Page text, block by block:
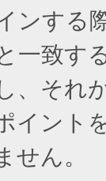
する
一致す
、それ
イント
せん。